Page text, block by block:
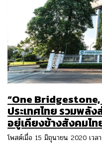
“One Bridgestone,
ประเทศไทย รวมพลั
อยู่เคียงข้างสังคมไ
โพสต์เมื่อ 15 มิถุนายน 2020 เวล